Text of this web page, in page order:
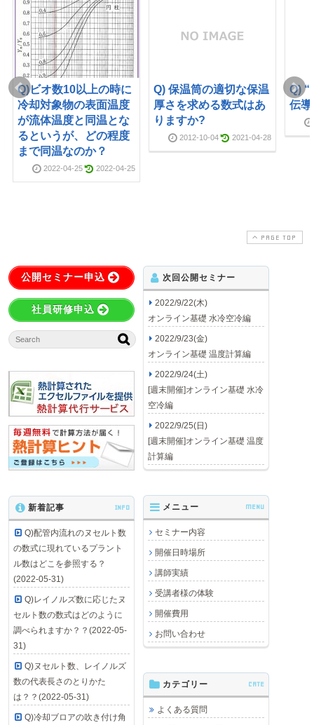
Q)ビオ数10以上の時に
冷却対象物の表面温度
が流体温度と同温とな
るというが、どの程度
まで同温なのか？
2022-04-25 2022-04-25
Q) 保温筒の適切な保温
厚さを求める数式はあ
りますか?
2012-10-04 2021-04-28
Q) “
伝
PAGE TOP
公開セミナー申込
社員研修申込
次回公開セミナー
2022/9/22(木)
オンライン基礎 水冷空冷編
2022/9/23(金)
オンライン基礎 温度計算編
2022/9/24(土)
[週末開催]オンライン基礎 水冷
空冷編
2022/9/25(日)
[週末開催]オンライン基礎 温度
計算編
メニュー MENU
セミナー内容
開催日時場所
講師実績
受講者様の体験
開催費用
お問い合わせ
新着記事 INFO
Q)配管内流れのヌセルト数
の数式に現れているプラント
ル数はどこを参照する？
(2022-05-31)
Q)レイノルズ数に応じたヌ
セルト数の数式はどのように
調べられますか？？(2022-05-
31)
Q)ヌセルト数、レイノルズ
数の代表長さのとりかた
は？？(2022-05-31)
Q)冷却ブロアの吹き付け角
カテゴリー CATE
よくある質問